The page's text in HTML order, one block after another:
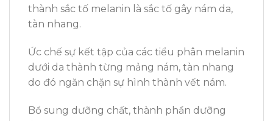
thành sắc tố melanin là sắc tố gây nám da,
tàn nhang.
Ức chế sự kết tập của các tiểu phân melanin
dưới da thành từng mảng nám, tàn nhang
do đó ngăn chặn sự hình thành vết nám.
Bổ sung dưỡng chất, thành phần dưỡng